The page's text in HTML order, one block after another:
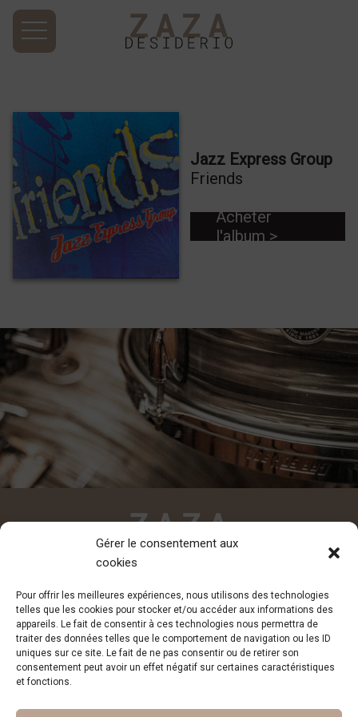
Gérer le consentement aux
cookies
Pour offrir les meilleures expériences, nous utilisons des technologies
telles que les cookies pour stocker et/ou accéder aux informations des
appareils. Le fait de consentir à ces technologies nous permettra de
traiter des données telles que le comportement de navigation ou les ID
uniques sur ce site. Le fait de ne pas consentir ou de retirer son
consentement peut avoir un effet négatif sur certaines caractéristiques
et fonctions.
Jazz Express Group
Friends
Acheter
l'album >
contact@zazadesiderio.com